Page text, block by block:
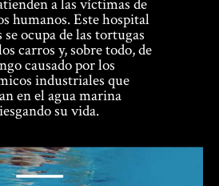
a las víctimas de
humanos. Este hospital
ocupa de las tortugas
carros y, sobre todo, de
causado por los
industriales que
en el agua marina
su vida.